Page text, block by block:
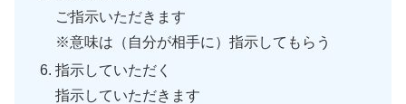
ご指示いただきます
※意味は（自分が相手に）指示してもらう
指示していただく
指示していただきます